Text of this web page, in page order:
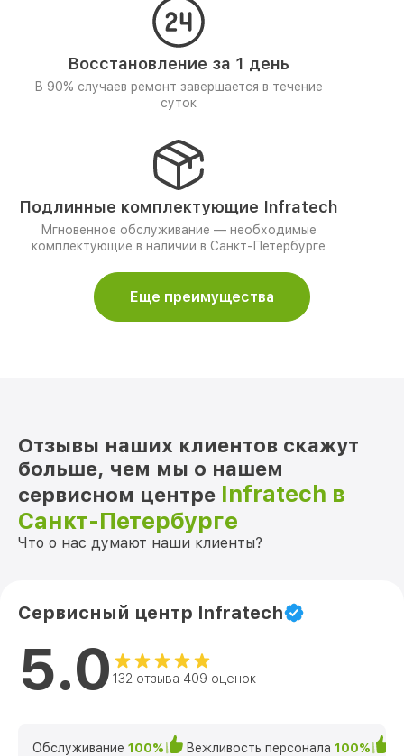
Восстановление за 1 день
В 90% случаев ремонт завершается в течение
суток
Подлинные комплектующие Infratech
Мгновенное обслуживание — необходимые
комплектующие в наличии в Санкт-Петербурге
Еще преимущества
Отзывы наших клиентов скажут
больше, чем мы о нашем
сервисном центре Infratech в
Санкт-Петербурге
Что о нас думают наши клиенты?
Сервисный центр Infratech
5.0 132 отзыва 409 оценок
Обслуживание 100% Вежливость персонала 100%